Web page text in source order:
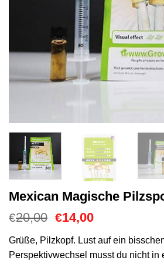
Mexican Magische
€20,00 Ursprünglicher
war:
€20,00
€14,00Aktueller
ist:
€14,00.
Grüße, Pilzkopf. Lust auf ein
Perspektivwechsel musst du nicht in